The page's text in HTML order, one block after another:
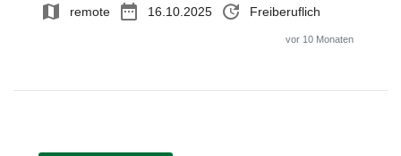
map remote date_range 16.10.2025 update Freiberuflich
vor 10 Monaten